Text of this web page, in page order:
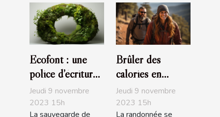
Ecofont : une
police d’écriture
écologique
Jeudi 9 novembre
2023 15h
La sauvegarde de
Brûler des
calories en
faisant de la
randonnée
Jeudi 9 novembre
2023 15h
La randonnée se